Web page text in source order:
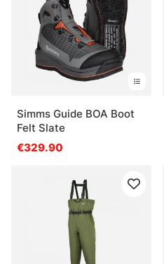
Simms Guide BOA Boot
Felt Slate
€329.90